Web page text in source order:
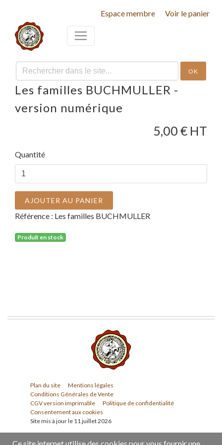
Espace membre Voir le panier
OK
Les familles BUCHMULLER -
version numérique
5,00 € HT
Quantité
AJOUTER AU PANIER
Référence : Les familles BUCHMULLER
Produit en stock
Plan du site
Mentions légales
Conditions Générales de Vente
CGV version imprimable
Politique de confidentialité
Consentement aux cookies
Site mis à jour le 11 juillet 2026